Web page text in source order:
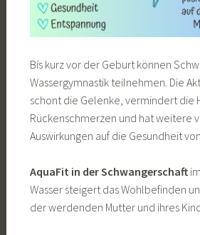
Bis kurz vor der Geburt können
Wassergymnastik teilnehmen. Die
schont die Gelenke, vermindert die
Rückenschmerzen und hat weitere
Auswirkungen auf die Gesundheit
AquaFit in der Schwangerschaft
Wasser steigert das Wohlbefinden
der werdenden Mutter und ihres